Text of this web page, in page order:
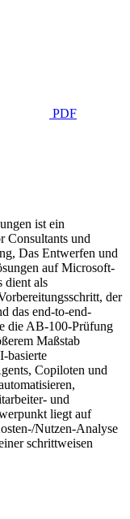
PDF
ist ein
Consultants und
Das Entwerfen und
auf Microsoft-
dient als
der
das end-to-end-
die AB-100-Prüfung
Maßstab
basierte
Copiloten und
und
liegt auf
Nutzen-Analyse
schrittweisen